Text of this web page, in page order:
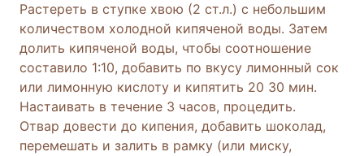
Растереть в ступке хвою (2 ст.л.) с небольшим
количеством холодной кипяченой воды. Затем
долить кипяченой воды, чтобы соотношение
составило 1:10, добавить по вкусу лимонный сок
или лимонную кислоту и кипятить 20 30 мин.
Настаивать в течение 3 часов, процедить.
Отвар довести до кипения, добавить шоколад,
перемешать и залить в рамку (или миску,